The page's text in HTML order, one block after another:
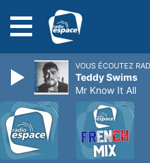
VOUS ÉCOUTEZ
Teddy Swims
Mr Know It All